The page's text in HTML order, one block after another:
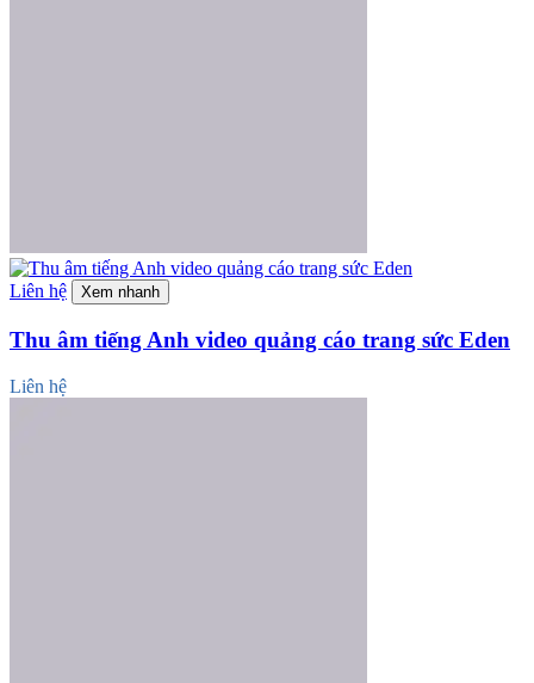
Liên hệ Xem nhanh
Thu âm tiếng Anh video quảng cáo trang sức Eden
Liên hệ